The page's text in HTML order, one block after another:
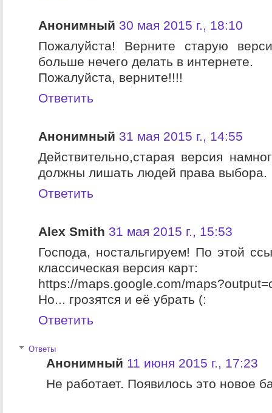
Анонимный 30 мая 2015 г., 18:10
Пожалуйста! Верните старую
больше нечего делать в интернете.
Пожалуйста, верните!!!!
Ответить
Анонимный 31 мая 2015 г., 14:55
Действительно,старая версия
должны лишать людей права выбора.
Ответить
Alex Smith 31 мая 2015 г., 15:53
Господа, ностальгируем! По этой
классическая версия карт:
https://maps.google.com/
Но... грозятся и её убрать (:
Ответить
Ответы
Анонимный 11 июня 2015 г., 17:23
Не работает. Появилось это новое